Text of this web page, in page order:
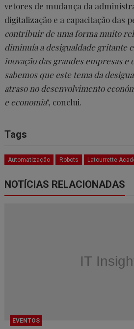
vetores de mudança da
digitalização e a capacitação das
contribuir de uma forma muito
diminuía a desigualdade gritante
inovação das grandes empresas e
sabemos que este tema da
atraso no desenvolvimento
e economia", conclui.
Tags
Automatização Robots Latourrette
NOTÍCIAS RELACIONADAS
EVENTOS